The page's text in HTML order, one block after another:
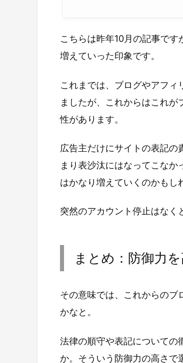
こちらは昨年10月の記事で
増えていった印象です。
これまでは、ブログやアフ
ましたが、これからはこれ
性があります。
広告主だけにサイトの表記
まり表沙汰にはなってこな
はかなり増えていくのかもし
突然のアカウント停止はなく
まとめ：防御力
その意味では、これからのブ
かなと。
法律の順守や表記についての
か。そういう防御力の高さで